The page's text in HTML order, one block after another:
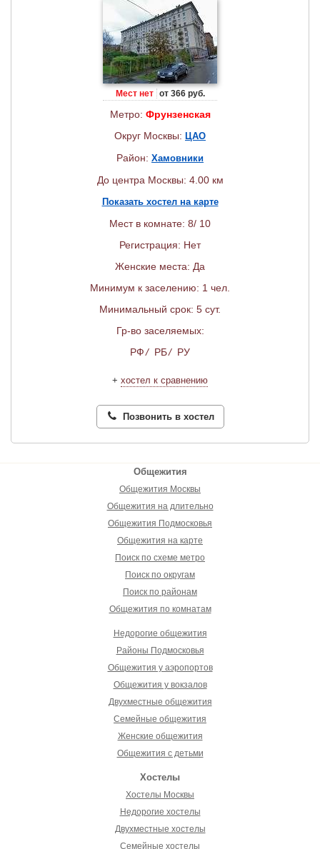
Мест нет от 366 руб.
Метро: Фрунзенская
Округ Москвы: ЦАО
Район: Хамовники
До центра Москвы: 4.00 км
Показать хостел на карте
Мест в комнате: 8/ 10
Регистрация: Нет
Женские места: Да
Минимум к заселению: 1 чел.
Минимальный срок: 5 сут.
Гр-во заселяемых:
РФ/ РБ/ РУ
+ хостел к сравнению
Позвонить в хостел
Общежития
Общежития Москвы
Общежития на длительно
Общежития Подмосковья
Общежития на карте
Поиск по схеме метро
Поиск по округам
Поиск по районам
Общежития по комнатам
Недорогие общежития
Районы Подмосковья
Общежития у аэропортов
Общежития у вокзалов
Двухместные общежития
Семейные общежития
Женские общежития
Общежития с детьми
Хостелы
Хостелы Москвы
Недорогие хостелы
Двухместные хостелы
Семейные хостелы